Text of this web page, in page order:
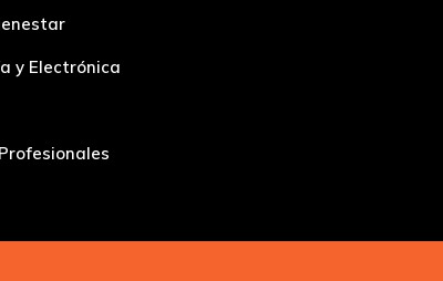
y Electrónica